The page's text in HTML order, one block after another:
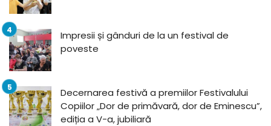
Impresii și gânduri de la un festival de
poveste
Decernarea festivă a premiilor Festivalului
Copiilor „Dor de primăvară, dor de Eminescu”,
ediția a V-a, jubiliară